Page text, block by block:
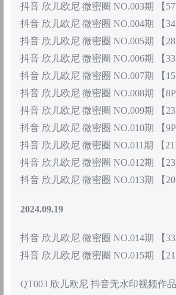
抖音 欣儿欧尼 微密圈 NO.003期 【
抖音 欣儿欧尼 微密圈 NO.004期 【
抖音 欣儿欧尼 微密圈 NO.005期 【
抖音 欣儿欧尼 微密圈 NO.006期 【
抖音 欣儿欧尼 微密圈 NO.007期 【
抖音 欣儿欧尼 微密圈 NO.008期 【8P
抖音 欣儿欧尼 微密圈 NO.009期 【
抖音 欣儿欧尼 微密圈 NO.010期 【9P
抖音 欣儿欧尼 微密圈 NO.011期 【
抖音 欣儿欧尼 微密圈 NO.012期 【
抖音 欣儿欧尼 微密圈 NO.013期 【
2024.09.19
抖音 欣儿欧尼 微密圈 NO.014期 【
抖音 欣儿欧尼 微密圈 NO.015期 【
QT003 欣儿欧尼 抖音无水印视频作